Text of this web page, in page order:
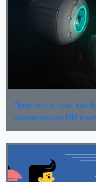
Прогноз о том, как
применение ИИ в